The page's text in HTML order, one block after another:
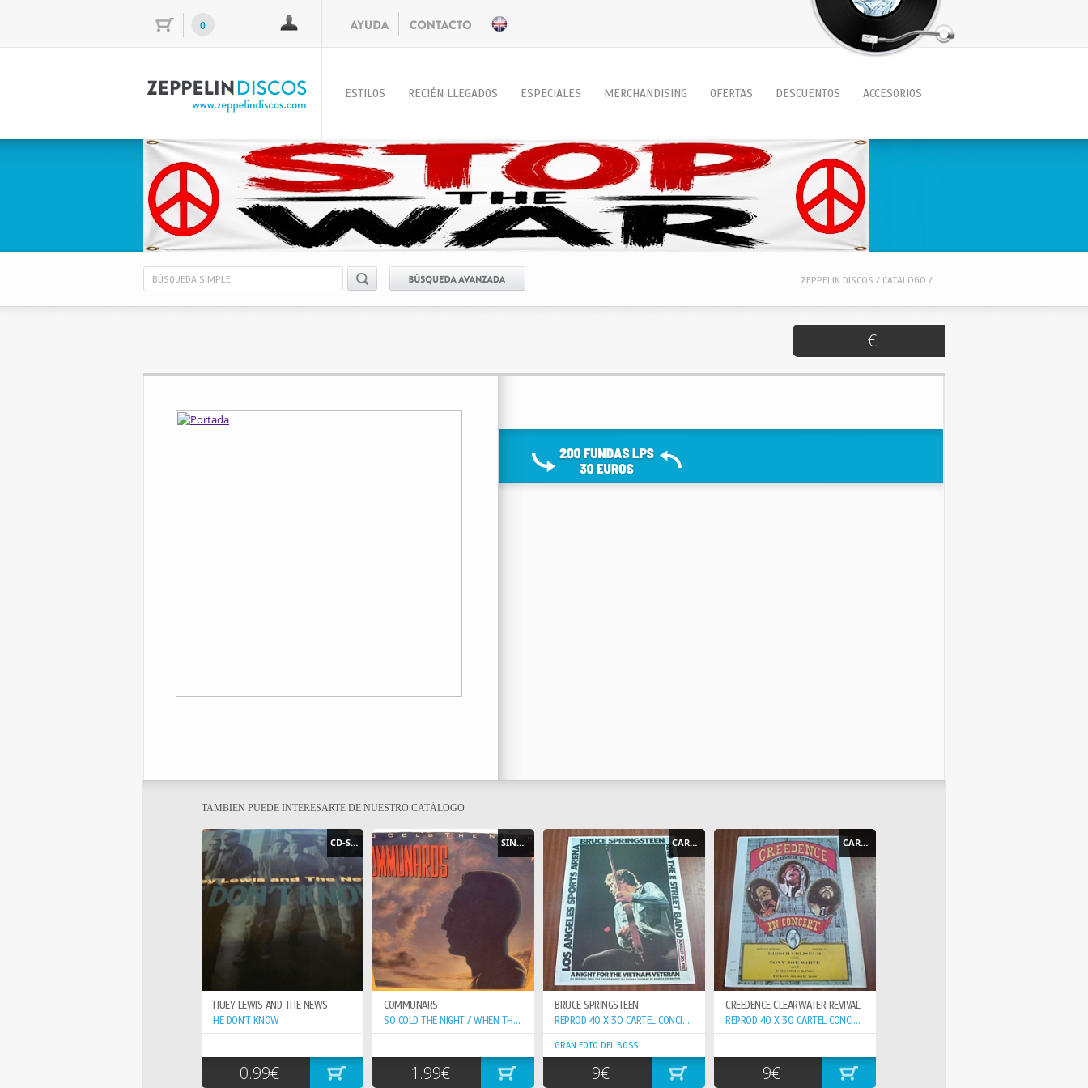
0
ESTILOS RECIÉN LLEGADOS ESPECIALES MERCHANDISING OFERTAS DESCUENTOS ACCESORIOS
ZEPPELIN DISCOS / CATALOGO /
€
TAMBIEN PUEDE INTERESARTE DE NUESTRO CATÁLOGO
CD-SINGLE
HUEY LEWIS AND THE NEWS
HE DON`T KNOW
0.99€
SINGLE
COMMUNARS
SO COLD THE NIGHT / WHEN THE WALLS COME...
1.99€
CARTEL - POSTER
BRUCE SPRINGSTEEN
REPROD 40 X 30 CARTEL CONCIERTO 20-8-81 VETERAN VIETNAN
GRAN FOTO DEL BOSS
9€
CARTEL - POSTER
CREEDENCE CLEARWATER REVIVAL
REPROD 40 X 30 CARTEL CONCIERTO 15-6- ,
9€